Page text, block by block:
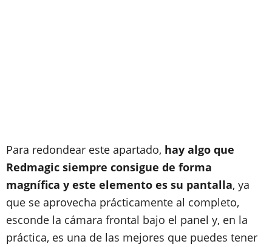
Para redondear este apartado, hay algo que
Redmagic siempre consigue de forma
magnífica y este elemento es su pantalla, ya
que se aprovecha prácticamente al completo,
esconde la cámara frontal bajo el panel y, en la
práctica, es una de las mejores que puedes tener